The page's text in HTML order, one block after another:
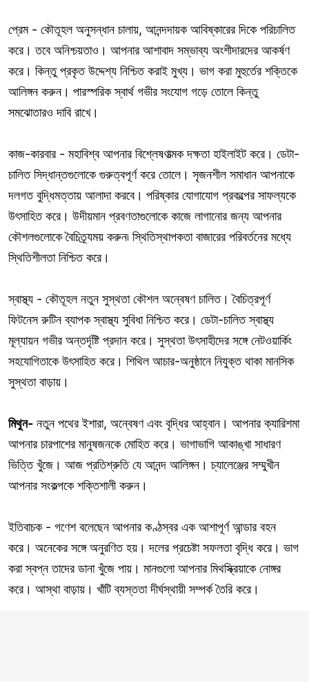
প্রেম - কৌতূহল অনুসন্ধান চালায়, আনন্দদায়ক আবিষ্কারের দিকে পরিচালিত
করে। তবে অনিশ্চয়তাও। আপনার আশাবাদ সম্ভাব্য অংশীদারদের আকর্ষণ
করে। কিন্তু প্রকৃত উদ্দেশ্য নিশ্চিত করাই মুখ্য। ভাগ করা মুহুর্তের শক্তিকে
আলিঙ্গন করুন। পারস্পরিক স্বার্থ গভীর সংযোগ গড়ে তোলে কিন্তু
সমঝোতারও দাবি রাখে।
কাজ-কারবার - মহাবিশ্ব আপনার বিশ্লেষণাত্মক দক্ষতা হাইলাইট করে। ডেটা-
চালিত সিদ্ধান্তগুলোকে গুরুত্বপূর্ণ করে তোলে। সৃজনশীল সমাধান আপনাকে
দলগত বুদ্ধিমত্তায় আলাদা করবে। পরিষ্কার যোগাযোগ প্রকল্পের সাফল্যকে
উৎসাহিত করে। উদীয়মান প্রবণতাগুলোকে কাজে লাগানোর জন্য আপনার
কৌশলগুলোকে বৈচিত্র্যময় করুন৷ স্থিতিস্থাপকতা বাজারের পরিবর্তনের মধ্যে
স্থিতিশীলতা নিশ্চিত করে।
স্বাস্থ্য - কৌতূহল নতুন সুস্থতা কৌশল অন্বেষণ চালিত। বৈচিত্রপূর্ণ
ফিটনেস রুটিন ব্যাপক স্বাস্থ্য সুবিধা নিশ্চিত করে। ডেটা-চালিত স্বাস্থ্য
মূল্যায়ন গভীর অন্তর্দৃষ্টি প্রদান করে। সুস্থতা উৎসাহীদের সঙ্গে নেটওয়ার্কিং
সহযোগিতাকে উৎসাহিত করে। শিথিল আচার-অনুষ্ঠানে নিযুক্ত থাকা মানসিক
সুস্থতা বাড়ায়।
মিথুন- নতুন পথের ইশারা, অন্বেষণ এবং বৃদ্ধির আহ্বান। আপনার ক্যারিশমা
আপনার চারপাশের মানুষজনকে মোহিত করে। ভাগাভাগি আকাঙ্খা সাধারণ
ভিত্তি খুঁজে। আজ প্রতিশ্রুতি যে আনন্দ আলিঙ্গন। চ্যালেঞ্জের সম্মুখীন
আপনার সংকল্পকে শক্তিশালী করুন।
ইতিবাচক - গণেশ বলেছেন আপনার কণ্ঠস্বর এক আশাপূর্ণ আন্ডার বহন
করে। অনেকের সঙ্গে অনুরণিত হয়। দলের প্রচেষ্টা সফলতা বৃদ্ধি করে। ভাগ
করা স্বপ্ন তাদের ডানা খুঁজে পায়। মানগুলো আপনার মিথস্ক্রিয়াকে নোঙ্গর
করে। আস্থা বাড়ায়। খাঁটি ব্যস্ততা দীর্ঘস্থায়ী সম্পর্ক তৈরি করে।